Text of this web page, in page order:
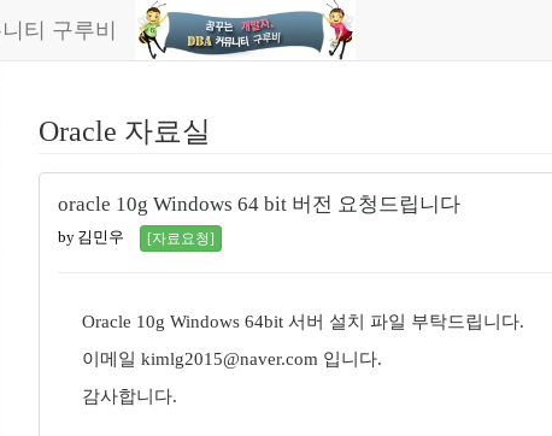
티 구루비
Oracle 자료실
oracle 10g Windows 64 bit 버전 요청드립니다
by 김민우 [자료요청]
Oracle 10g Windows 64bit 서버 설치 파일 부탁드립니다.
이메일 kimlg2015@naver.com 입니다.
감사합니다.